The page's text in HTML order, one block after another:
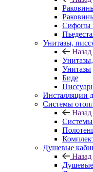
Сифоны
Унитазы,
Назад
Унитазы
Биде
Инсталляции
Системы
Назад
Системы
Душевые
Назад